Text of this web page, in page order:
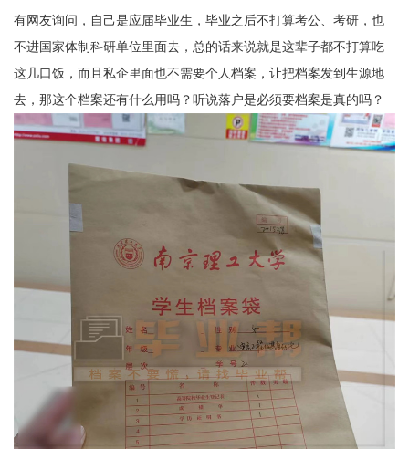
有网友询问，自己是应届毕业生，毕业之后不打算考公、考研，也
不进国家体制科研单位里面去，总的话来说就是这辈子都不打算吃
这几口饭，而且私企里面也不需要个人档案，让把档案发到生源地
去，那这个档案还有什么用吗？听说落户是必须要档案是真的吗？